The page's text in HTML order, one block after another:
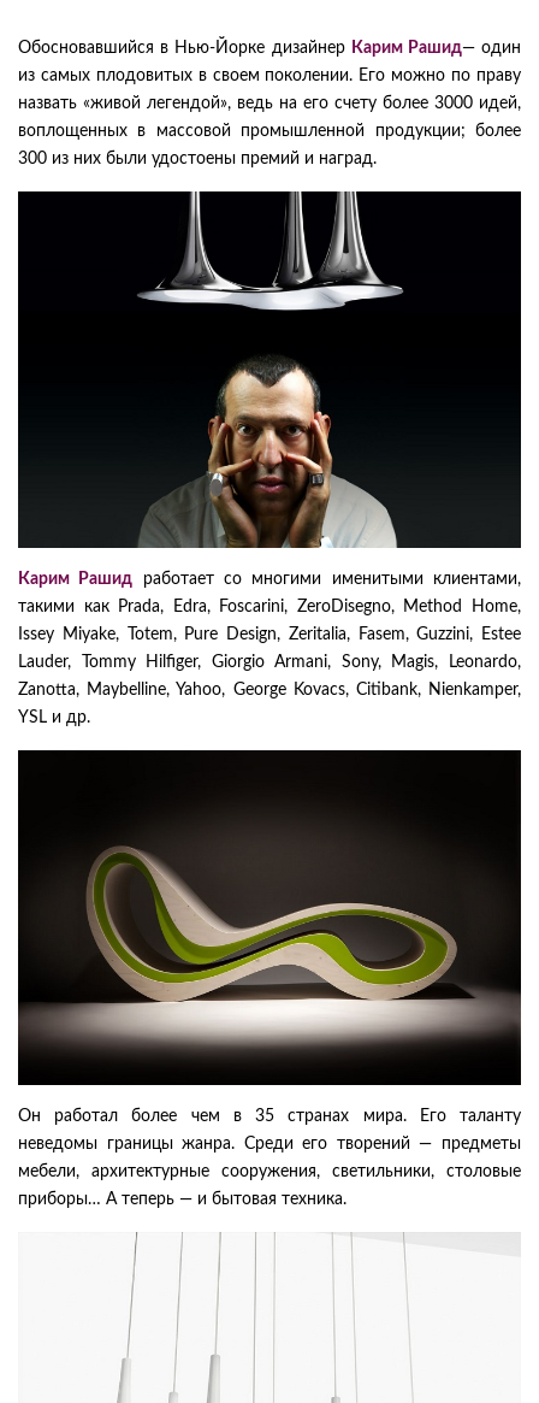
Обосновавшийся в Нью-Йорке дизайнер Карим Рашид— один
из самых плодовитых в своем поколении. Его можно по праву
назвать «живой легендой», ведь на его счету более 3000 идей,
воплощенных в массовой промышленной продукции; более
300 из них были удостоены премий и наград.
Карим Рашид работает со многими именитыми клиентами,
такими как Prada, Edra, Foscarini, ZeroDisegno, Method Home,
Issey Miyake, Totem, Pure Design, Zeritalia, Fasem, Guzzini, Estee
Lauder, Tommy Hilfiger, Giorgio Armani, Sony, Magis, Leonardo,
Zanotta, Maybelline, Yahoo, George Kovacs, Citibank, Nienkamper,
YSL и др.
Он работал более чем в 35 странах мира. Его таланту
неведомы границы жанра. Среди его творений — предметы
мебели, архитектурные сооружения, светильники, столовые
приборы… А теперь — и бытовая техника.